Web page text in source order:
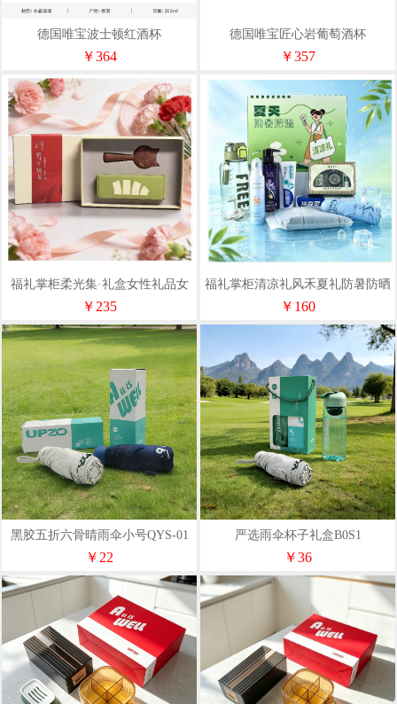
德国唯宝波士顿红酒杯
310mlx2（配蓝白礼盒）
￥364
德国唯宝匠心岩葡萄酒杯
470mlx2（配高定精装礼盒）
￥357
福礼掌柜柔光集·礼盒女性礼品女
士礼物蕉下晴雨伞气囊梳子套装
￥235
福礼掌柜清凉礼风禾夏礼防暑防晒
礼盒
￥160
黑胶五折六骨晴雨伞小号QYS-01
￥22
严选雨伞杯子礼盒B0S1
￥36